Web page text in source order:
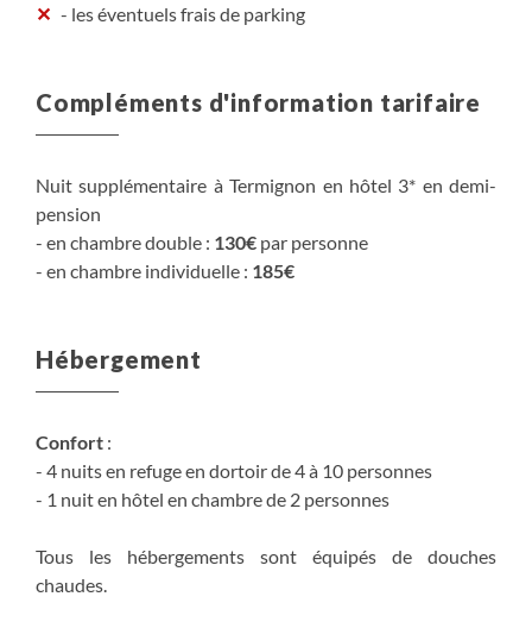
- les éventuels frais de parking
Compléments d'information tarifaire
Nuit supplémentaire à Termignon en hôtel 3* en demi-
pension
- en chambre double : 130€ par personne
- en chambre individuelle : 185€
Hébergement
Confort :
- 4 nuits en refuge en dortoir de 4 à 10 personnes
- 1 nuit en hôtel en chambre de 2 personnes
Tous les hébergements sont équipés de douches
chaudes.